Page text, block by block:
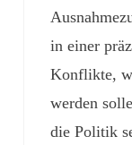
in einer
Konflikte,
werden
die Politik